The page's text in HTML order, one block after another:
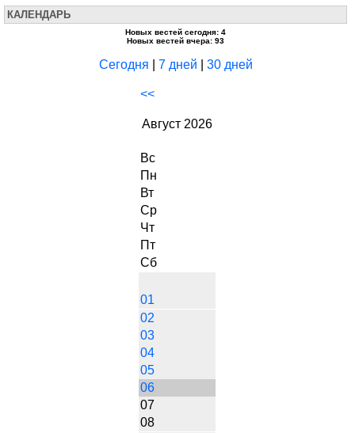
КАЛЕНДАРЬ
Новых вестей сегодня: 4
Новых вестей вчера: 93
Сегодня 7 дней 30 дней
<<
Август 2026
Вс
Пн
Вт
Ср
Чт
Пт
Сб
01
02
03
04
05
06
07
08